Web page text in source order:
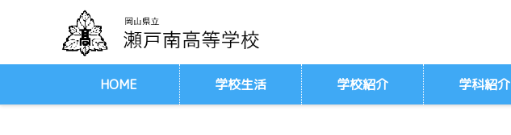
HOME 学校生活 学校紹介 学科紹介